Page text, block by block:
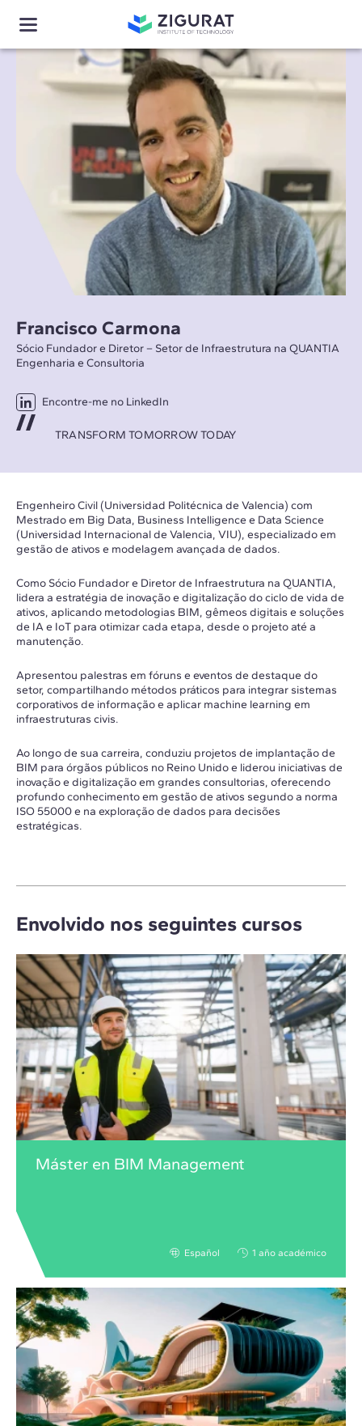
Francisco Carmona
Sócio Fundador e Diretor – Setor de Infraestrutura na QUANTIA
Engenharia e Consultoria
Encontre-me no LinkedIn
TRANSFORM TOMORROW TODAY
Engenheiro Civil (Universidad Politécnica de Valencia) com
Mestrado em Big Data, Business Intelligence e Data Science
(Universidad Internacional de Valencia, VIU), especializado em
gestão de ativos e modelagem avançada de dados.
Como Sócio Fundador e Diretor de Infraestrutura na QUANTIA,
lidera a estratégia de inovação e digitalização do ciclo de vida de
ativos, aplicando metodologias BIM, gêmeos digitais e soluções
de IA e IoT para otimizar cada etapa, desde o projeto até a
manutenção.
Apresentou palestras em fóruns e eventos de destaque do
setor, compartilhando métodos práticos para integrar sistemas
corporativos de informação e aplicar machine learning em
infraestruturas civis.
Ao longo de sua carreira, conduziu projetos de implantação de
BIM para órgãos públicos no Reino Unido e liderou iniciativas de
inovação e digitalização em grandes consultorias, oferecendo
profundo conhecimento em gestão de ativos segundo a norma
ISO 55000 e na exploração de dados para decisões
estratégicas.
Envolvido nos seguintes cursos
Máster en BIM Management
Español 1 año académico